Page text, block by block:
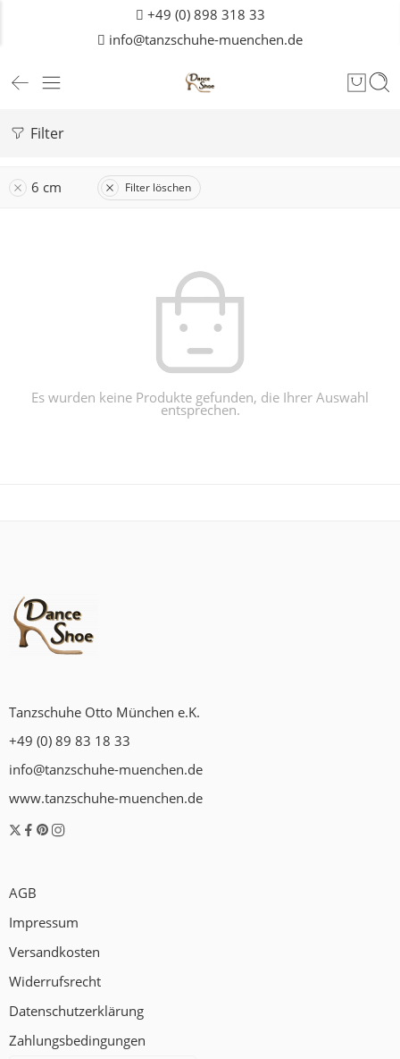
+49 (0) 898 318 33
info@tanzschuhe-muenchen.de
Filter
6 cm Filter löschen
Es wurden keine Produkte gefunden, die Ihrer Auswahl
entsprechen.
Tanzschuhe Otto München e.K.
+49 (0) 89 83 18 33
info@tanzschuhe-muenchen.de
www.tanzschuhe-muenchen.de
AGB
Impressum
Versandkosten
Widerrufsrecht
Datenschutzerklärung
Zahlungsbedingungen